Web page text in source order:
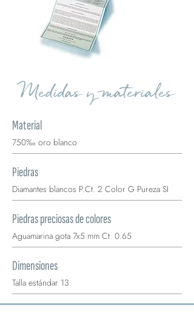
Medidas y materiales
Material
750‰ oro blanco
Piedras
Diamantes blancos P.Ct. 2 Color G Pureza SI
Piedras preciosas de colores
Aguamarina gota 7x5 mm Ct. 0.65
Dimensiones
Talla estándar 13